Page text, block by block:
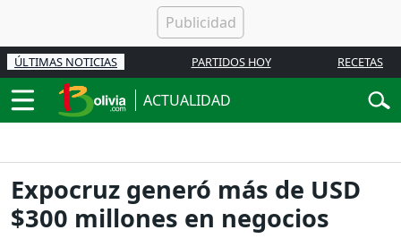
ÚLTIMAS NOTICIAS PARTIDOS HOY RECETAS
ACTUALIDAD
Expocruz generó más de USD
$300 millones en negocios